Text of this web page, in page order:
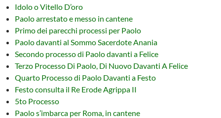
Idolo o Vitello D’oro
Paolo arrestato e messo in cantene
Primo dei parecchi processi per Paolo
Paolo davanti al Sommo Sacerdote Anania
Secondo processo di Paolo davanti a Felice
Terzo Processo Di Paolo, Di Nuovo Davanti A Felice
Quarto Processo di Paolo Davanti a Festo
Festo consulta il Re Erode Agrippa II
5to Processo
Paolo s’imbarca per Roma, in cantene